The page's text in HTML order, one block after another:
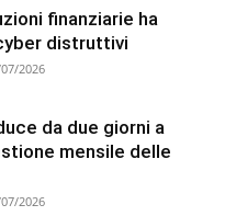
finanziarie ha
distruttivi
2026
da due giorni a
mensile delle
2026